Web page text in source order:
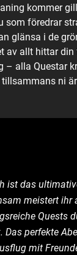
kommer
som föredrar
glänsa i de
av allt hittar din
– alla Questar
ni
ist das
meistert ihr
Quests
Das perfekte
mit